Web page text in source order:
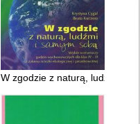
W zgodzie z naturą, ludźmi i